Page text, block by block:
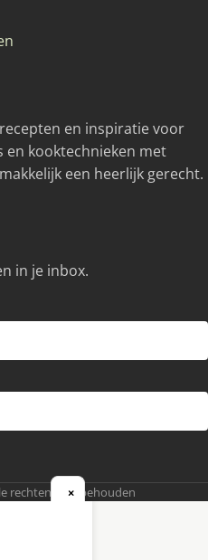
en inspiratie voor
en kooktechnieken met
een heerlijk gerecht.
in je inbox.
rechten voorbehouden
×